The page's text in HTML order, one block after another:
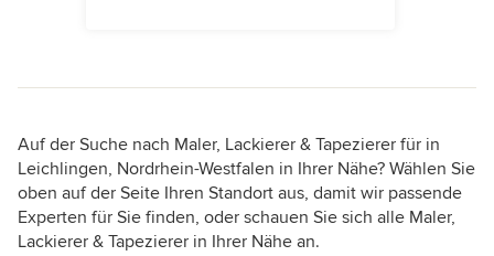
Auf der Suche nach Maler, Lackierer & Tapezierer für in
Leichlingen, Nordrhein-Westfalen in Ihrer Nähe? Wählen Sie
oben auf der Seite Ihren Standort aus, damit wir passende
Experten für Sie finden, oder schauen Sie sich alle Maler,
Lackierer & Tapezierer in Ihrer Nähe an.